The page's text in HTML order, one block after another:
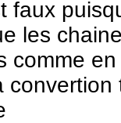
faux
les
comme